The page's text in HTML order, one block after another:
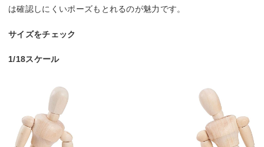
は確認しにくいポーズもとれるのが魅力です。
サイズをチェック
1/18スケール